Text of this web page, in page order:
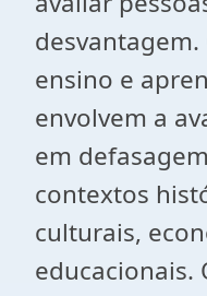
ensino e
envolvem a
em
contextos
culturais,
educacionais.